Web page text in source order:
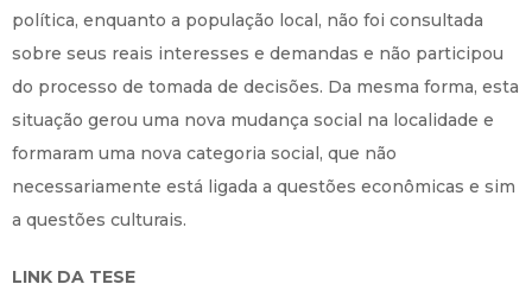
política, enquanto a população local, não foi consultada
sobre seus reais interesses e demandas e não participou
do processo de tomada de decisões. Da mesma forma, esta
situação gerou uma nova mudança social na localidade e
formaram uma nova categoria social, que não
necessariamente está ligada a questões econômicas e sim
a questões culturais.
LINK DA TESE